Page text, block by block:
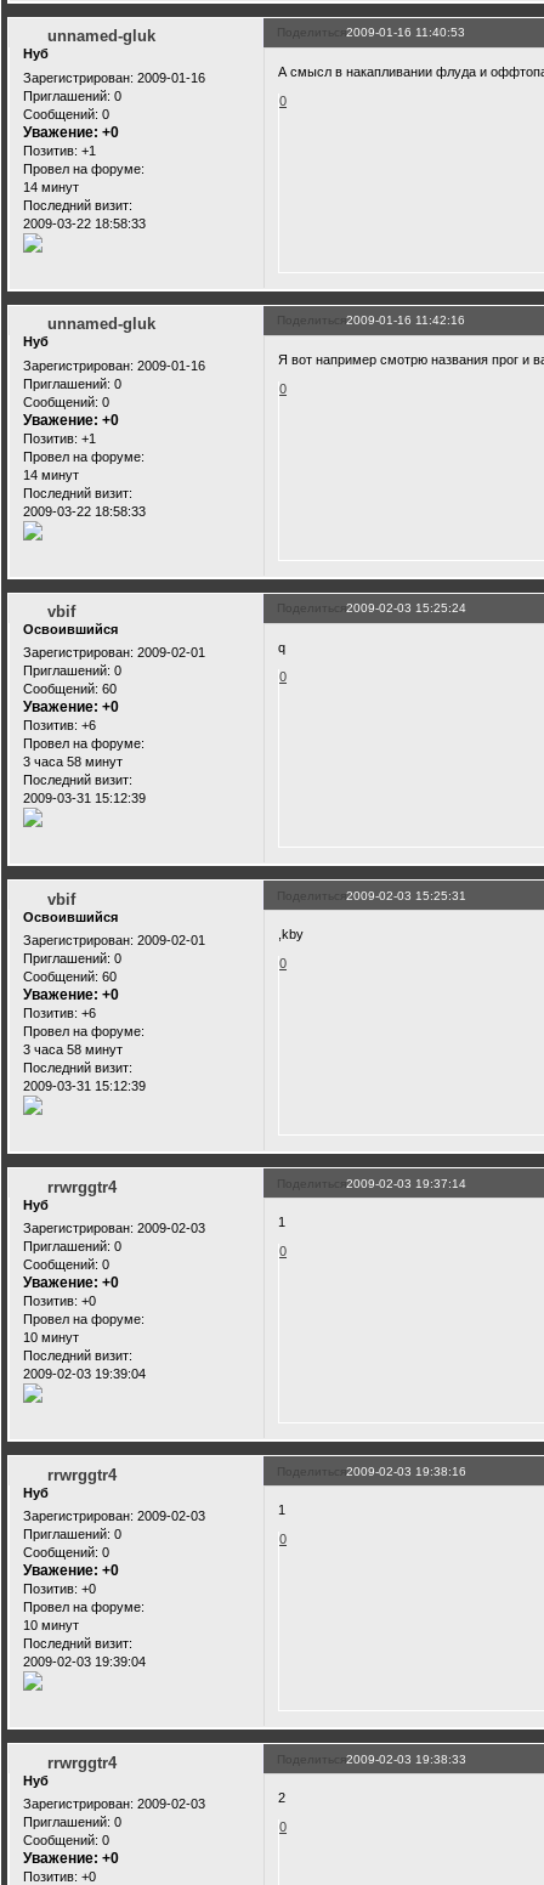
Поделиться2009-01-16 11:40:53
unnamed-gluk
Нуб
Зарегистрирован: 2009-01-16
Приглашений: 0
Сообщений: 0
Уважение: +0
Позитив: +1
Провел на форуме:
14 минут
Последний визит:
2009-03-22 18:58:33
А смысл в накапливании флуда и
0
Поделиться2009-01-16 11:42:16
unnamed-gluk
Нуб
Зарегистрирован: 2009-01-16
Приглашений: 0
Сообщений: 0
Уважение: +0
Позитив: +1
Провел на форуме:
14 минут
Последний визит:
2009-03-22 18:58:33
Я вот например смотрю названия прог и
0
Поделиться2009-02-03 15:25:24
vbif
Освоившийся
Зарегистрирован: 2009-02-01
Приглашений: 0
Сообщений: 60
Уважение: +0
Позитив: +6
Провел на форуме:
3 часа 58 минут
Последний визит:
2009-03-31 15:12:39
q
0
Поделиться2009-02-03 15:25:31
vbif
Освоившийся
Зарегистрирован: 2009-02-01
Приглашений: 0
Сообщений: 60
Уважение: +0
Позитив: +6
Провел на форуме:
3 часа 58 минут
Последний визит:
2009-03-31 15:12:39
,kby
0
Поделиться2009-02-03 19:37:14
rrwrggtr4
Нуб
Зарегистрирован: 2009-02-03
Приглашений: 0
Сообщений: 0
Уважение: +0
Позитив: +0
Провел на форуме:
10 минут
Последний визит:
2009-02-03 19:39:04
1
0
Поделиться2009-02-03 19:38:16
rrwrggtr4
Нуб
Зарегистрирован: 2009-02-03
Приглашений: 0
Сообщений: 0
Уважение: +0
Позитив: +0
Провел на форуме:
10 минут
Последний визит:
2009-02-03 19:39:04
1
0
Поделиться2009-02-03 19:38:33
rrwrggtr4
Нуб
Зарегистрирован: 2009-02-03
Приглашений: 0
Сообщений: 0
Уважение: +0
Позитив: +0
2
0